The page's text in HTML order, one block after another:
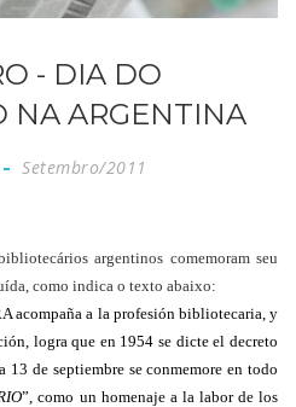
- DIA DO
NA ARGENTINA
Setembro/2011
argentinos comemoram seu
como indica o texto abaixo:
acompaña a la profesión bibliotecaria, y
logra que en 1954 se dicte el decreto
de septiembre se conmemore en todo
”, como un homenaje a la labor de los